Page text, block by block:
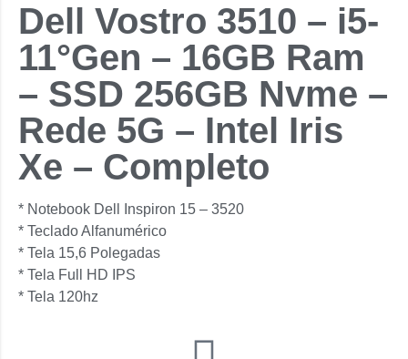
Dell Vostro 3510 – i5-
11°Gen – 16GB Ram
– SSD 256GB Nvme –
Rede 5G – Intel Iris
Xe – Completo
* Notebook Dell Inspiron 15 – 3520
* Teclado Alfanumérico
* Tela 15,6 Polegadas
* ⁠Tela Full HD IPS
* ⁠Tela 120hz